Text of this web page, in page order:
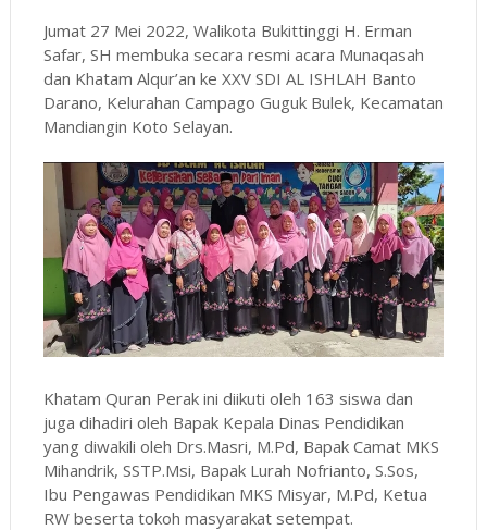
Jumat 27 Mei 2022, Walikota Bukittinggi H. Erman
Safar, SH membuka secara resmi acara Munaqasah
dan Khatam Alqur’an ke XXV SDI AL ISHLAH Banto
Darano, Kelurahan Campago Guguk Bulek, Kecamatan
Mandiangin Koto Selayan.
Khatam Quran Perak ini diikuti oleh 163 siswa dan
juga dihadiri oleh Bapak Kepala Dinas Pendidikan
yang diwakili oleh Drs.Masri, M.Pd, Bapak Camat MKS
Mihandrik, SSTP.Msi, Bapak Lurah Nofrianto, S.Sos,
Ibu Pengawas Pendidikan MKS Misyar, M.Pd, Ketua
RW beserta tokoh masyarakat setempat.